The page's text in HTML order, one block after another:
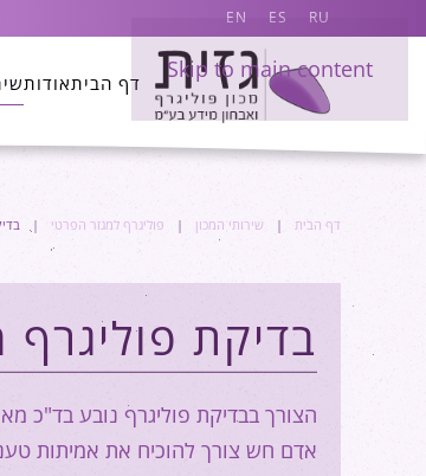
Skip to main content
RU
ES
EN
דף הביתאודות
דף הבית שירותי המכון פוליגרף למגזר הפרטי
בדיקת
הצורך בבדיקת פוליגרף נובע בד"כ
אדם חש צורך להוכיח את אמיתות